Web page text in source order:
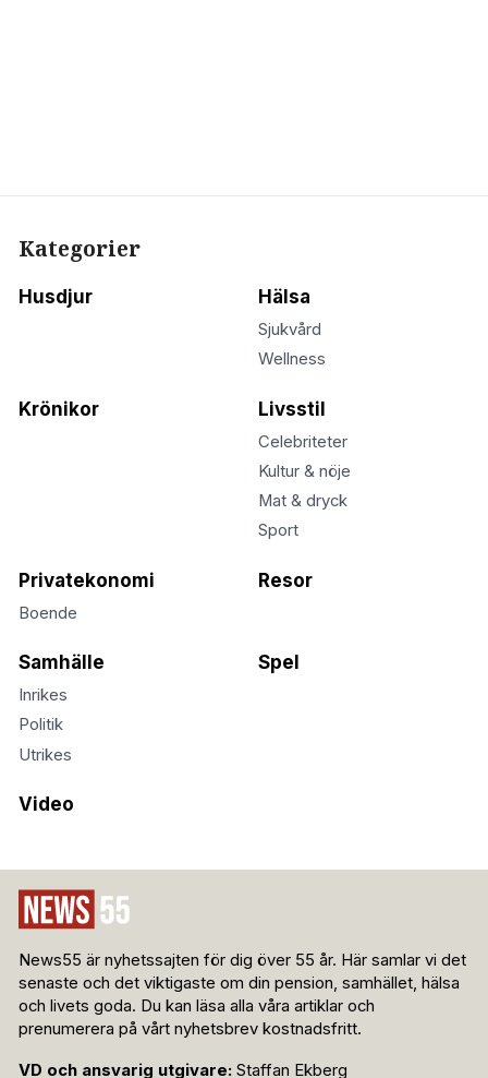
Kategorier
Husdjur Hälsa
Sjukvård
Wellness
Krönikor Livsstil
Celebriteter
Kultur & nöje
Mat & dryck
Sport
Privatekonomi
Boende
Resor
Samhälle
Inrikes
Politik
Utrikes
Spel
Video
News55 är nyhetssajten för dig över 55 år. Här samlar vi det
senaste och det viktigaste om din pension, samhället, hälsa
och livets goda. Du kan läsa alla våra artiklar och
prenumerera på vårt nyhetsbrev kostnadsfritt.
VD och ansvarig utgivare: Staffan Ekberg